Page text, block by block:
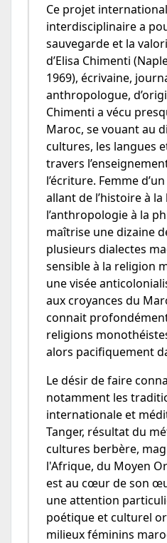
Ce projet
interdisciplinaire a
sauvegarde et la
d’Elisa Chimenti
1969), écrivaine,
anthropologue,
Chimenti a vécu
Maroc, se vouant au
cultures, les langues
travers
l’écriture. Femme
allant de l’histoire à
l’anthropologie à la
maîtrise une dizaine
plusieurs dialectes
sensible à la religion
une visée
aux croyances du
connait
religions
alors pacifiquement
Le désir de faire
notamment les
internationale et
Tanger, résultat du
cultures berbère,
l'Afrique, du Moyen
est au cœur de son
une attention
poétique et culturel
milieux féminins